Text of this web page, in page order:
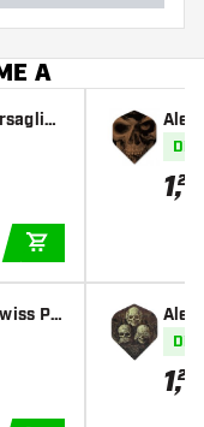
A
Po
1,20
1,20